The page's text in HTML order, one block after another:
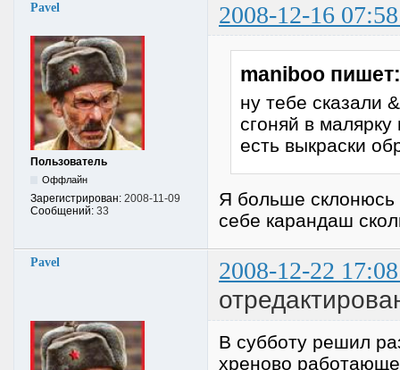
Pavel 2008-12-16
Пользователь
Оффлайн
Зарегистрирован: 2008-11-09
Сообщений: 33
maniboo пишет:
ну тебе сказали
сгоняй в
есть выкраски
Я больше склонюсь
себе карандаш
Pavel 2008-12-22
В субботу решил
хреново